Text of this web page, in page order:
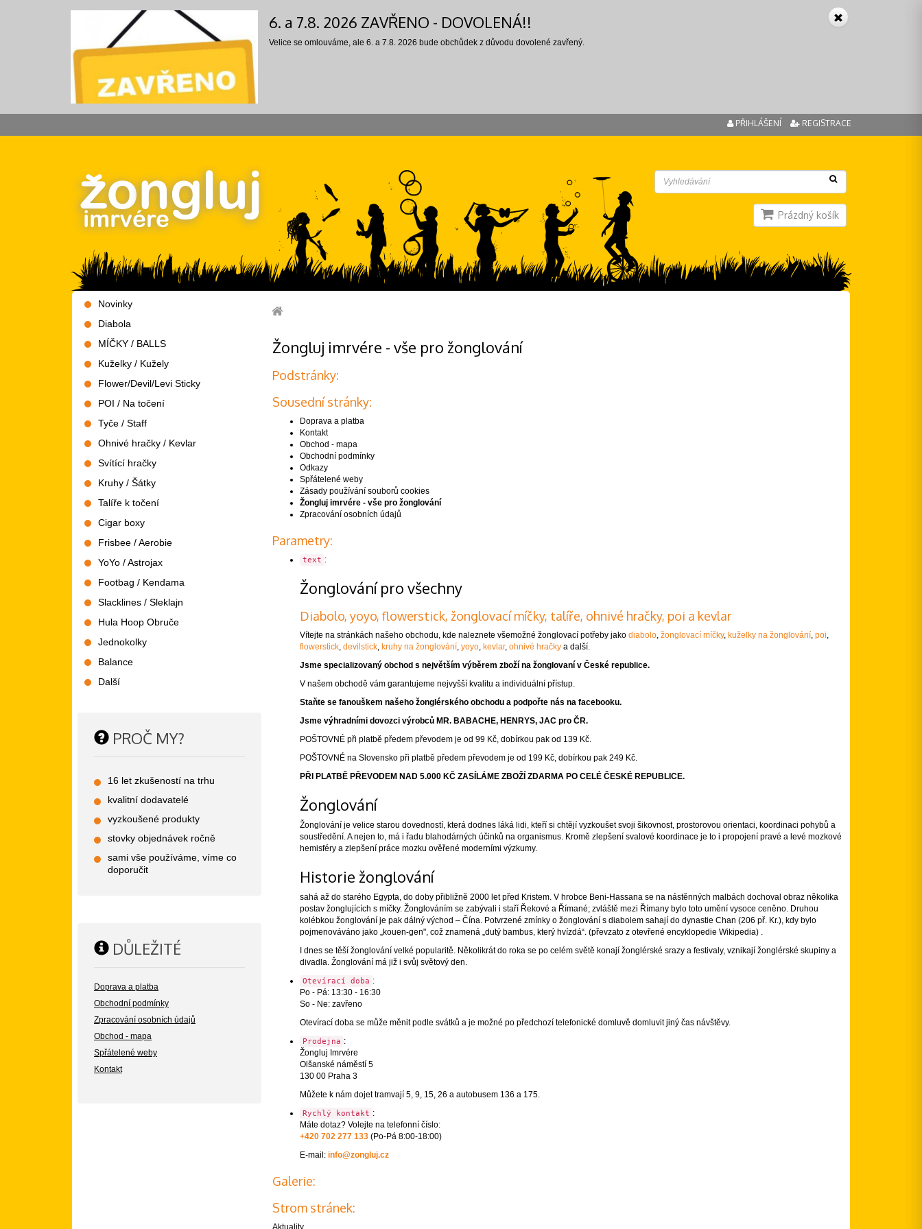
6. a 7.8. 2026 ZAVŘENO - DOVOLENÁ!!
Velice se omlouváme, ale 6. a 7.8. 2026 bude obchůdek z důvodu dovolené zavřený.
PŘIHLÁŠENÍ REGISTRACE
Prázdný košík
vše…
Žongluj imrvére - vše pro žonglování
Podstránky:
Sousední stránky:
Doprava a platba
Kontakt
Obchod - mapa
Obchodní podmínky
Odkazy
Spřátelené weby
Zásady používání souborů cookies
Žongluj imrvére - vše pro žonglování
Zpracování osobních údajů
Parametry:
text :
Žonglování pro všechny
Diabolo, yoyo, flowerstick, žonglovací míčky, talíře, ohnivé hračky, poi a kevlar
Vítejte na stránkách našeho obchodu, kde naleznete všemožné žonglovací potřeby jako diabolo, žonglovací míčky, kuželky na žonglování, poi,
flowerstick, devilstick, kruhy na žonglování, yoyo, kevlar, ohnivé hračkya další.
Jsme specializovaný obchod s největším výběrem zboží na žonglovaní v České republice.
V našem obchodě vám garantujeme nejvyšší kvalitu a individuální přístup.
Staňte se fanouškem našeho žonglérského obchodu a podpořte nás na facebooku.
Jsme výhradními dovozci výrobců MR. BABACHE, HENRYS, JAC pro ČR.
POŠTOVNÉ při platbě předem převodem je od 99 Kč, dobírkou pak od 139 Kč.
POŠTOVNÉ na Slovensko při platbě předem převodem je od 199 Kč, dobírkou pak 249 Kč.
PŘI PLATBĚ PŘEVODEM NAD 5.000 KČ ZASÍLÁME ZBOŽÍ ZDARMA PO CELÉ ČESKÉ REPUBLICE.
Žonglování
Žonglování je velice starou dovedností, která dodnes láká lidi, kteří si chtějí vyzkoušet svoji šikovnost, prostorovou orientaci, koordinaci pohybů a
soustředění. A nejen to, má i řadu blahodárných účinků na organismus. Kromě zlepšení svalové koordinace je to i propojení pravé a levé mozkové
hemisféry a zlepšení práce mozku ověřené moderními výzkumy.
Historie žonglování
sahá až do starého Egypta, do doby přibližně 2000 let před Kristem. V hrobce Beni-Hassana se na nástěnných malbách dochoval obraz několika
postav žonglujících s míčky. Žonglováním se zabývali i staří Řekové a Římané; zvláště mezi Římany bylo toto umění vysoce ceněno. Druhou
kolébkou žonglování je pak dálný východ – Čína. Potvrzené zmínky o žonglování s diabolem sahají do dynastie Chan (206 př. Kr.), kdy bylo
pojmenováváno jako „kouen-gen", což znamená „dutý bambus, který hvízdá“. (převzato z otevřené encyklopedie Wikipedia) .
I dnes se těší žonglování velké popularitě. Několikrát do roka se po celém světě konají žonglérské srazy a festivaly, vznikají žonglérské skupiny a
divadla. Žonglování má již i svůj světový den.
Otevírací doba :
Po - Pá: 13:30 - 16:30
So - Ne: zavřeno
Otevírací doba se může měnit podle svátků a je možné po předchozí telefonické domluvě domluvit jiný čas návštěvy.
Prodejna :
Žongluj Imrvére
Olšanské náměstí 5
130 00 Praha 3
Můžete k nám dojet tramvají 5, 9, 15, 26 a autobusem 136 a 175.
Rychlý kontakt :
Máte dotaz? Volejte na telefonní číslo:
+420 702 277 133(Po-Pá 8:00-18:00)
E-mail: info@zongluj.cz
Galerie:
Strom stránek:
Novinky
Diabola
MÍČKY / BALLS
Kuželky / Kužely
Flower/Devil/Levi Sticky
POI / Na točení
Tyče / Staff
Ohnivé hračky / Kevlar
Svítící hračky
Kruhy / Šátky
Talíře k točení
Cigar boxy
Frisbee / Aerobie
YoYo / Astrojax
Footbag / Kendama
Slacklines / Sleklajn
Hula Hoop Obruče
Jednokolky
Balance
Další
PROČ MY?
16 let zkušeností na trhu
kvalitní dodavatelé
vyzkoušené produkty
stovky objednávek ročně
sami vše používáme, víme co
doporučit
DŮLEŽITÉ
Doprava a platba
Obchodní podmínky
Zpracování osobních údajů
Obchod - mapa
Spřátelené weby
Kontakt